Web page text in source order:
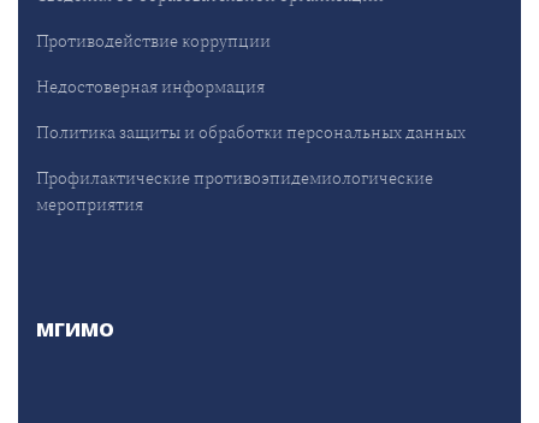
Противодействие коррупции
Недостоверная информация
Политика защиты и обработки персональных данных
Профилактические противоэпидемиологические
мероприятия
МГИМО